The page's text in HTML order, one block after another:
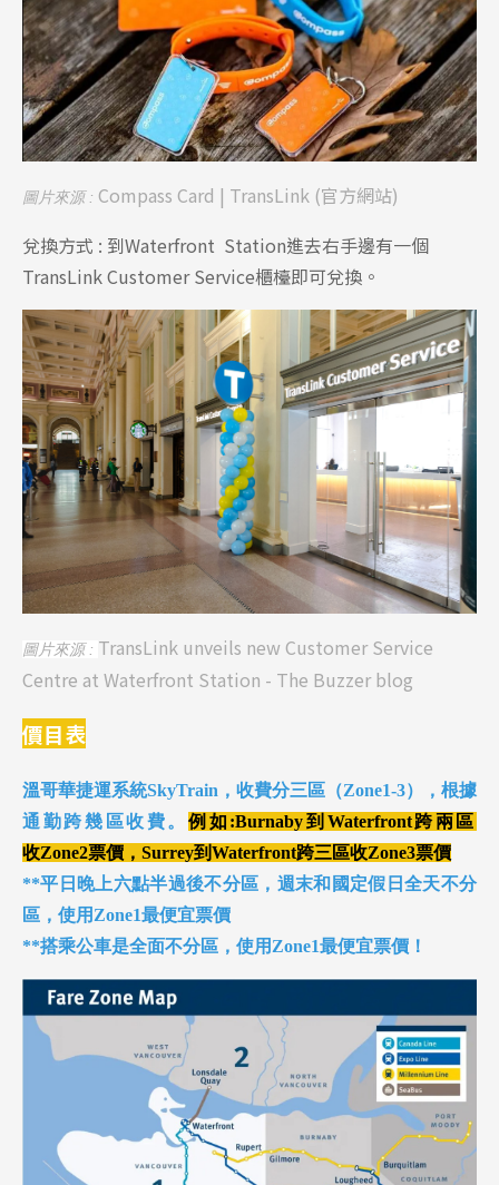
Latest News 最新消息
Promotion 最新優惠
Program 課程選擇
SEC
圖片來源 : Compass Card | TransLink (官方網站)
兌換方式 : 到Waterfront Station進去右手邊有一個
TransLink Customer Service櫃檯即可兌換。
圖片來源 : TransLink unveils new Customer Service
Centre at Waterfront Station - The Buzzer blog
價目表
溫哥華捷運系統SkyTrain，收費分三區（Zone1-3），根據
通勤跨幾區收費。 例如:Burnaby到Waterfront跨兩區
收Zone2票價，Surrey到Waterfront跨三區收Zone3票價
**平日晚上六點半過後不分區，週末和國定假日全天不分
區 ，使用 Zone1最便宜票價
**搭乘公車是全面不分區，使用 Zone1最便宜票價！